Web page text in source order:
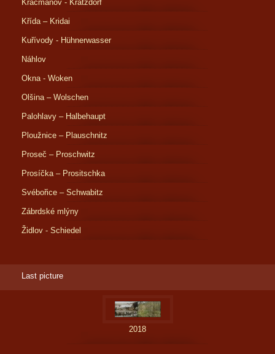
Kracmanov - Kratzdorf
Křída – Kridai
Kuřívody - Hühnerwasser
Náhlov
Okna - Woken
Olšina – Wolschen
Palohlavy – Halbehaupt
Ploužnice – Plauschnitz
Proseč – Proschwitz
Prosíčka – Prositschka
Svébořice – Schwabitz
Zábrdské mlýny
Židlov - Schiedel
Last picture
2018